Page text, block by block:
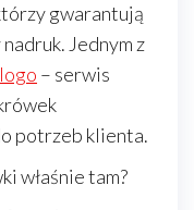
gwarantują
Jednym z
– serwis
potrzeb klienta.
właśnie tam?